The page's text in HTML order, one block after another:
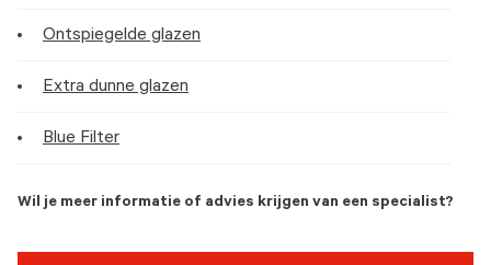
Ontspiegelde glazen
Extra dunne glazen
Blue Filter
Wil je meer informatie of advies krijgen van een specialist?